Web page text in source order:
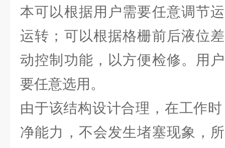
本可以根据用户需要任意调节
运转；可以根据格栅前后液位
动控制功能，以方便检修。用
要任意选用。
由于该结构设计合理，在工作
净能力，不会发生堵塞现象，